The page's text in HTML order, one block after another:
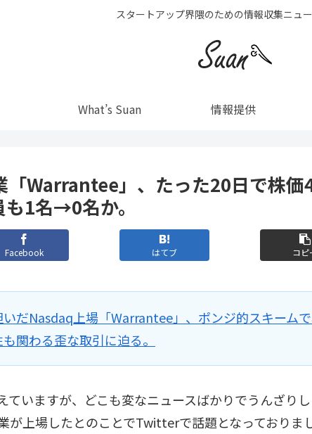
スタートアップ界隈のための情報収集ニュ
What’s Suan 情報提供
Warrantee」、たった20日で株価
1名→0名か。
Facebook はてブ コピ
いだNasdaq上場「Warrantee」、ポンジ的スキーム
関わる歪な取引に迫る。
ていますが、どこも変なニュースばかりでうんざり
が上場したとのことでTwitterで話題となっておりま